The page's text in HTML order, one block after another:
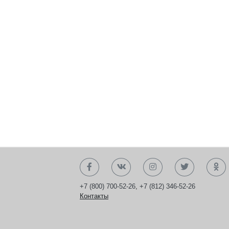
+7 (800) 700-52-26, +7 (812) 346-52-26
Контакты